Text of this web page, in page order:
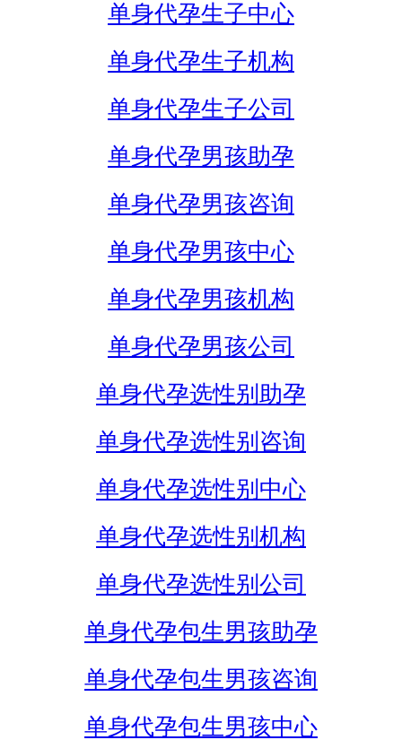
单身代孕生子中心
单身代孕生子机构
单身代孕生子公司
单身代孕男孩助孕
单身代孕男孩咨询
单身代孕男孩中心
单身代孕男孩机构
单身代孕男孩公司
单身代孕选性别助孕
单身代孕选性别咨询
单身代孕选性别中心
单身代孕选性别机构
单身代孕选性别公司
单身代孕包生男孩助孕
单身代孕包生男孩咨询
单身代孕包生男孩中心